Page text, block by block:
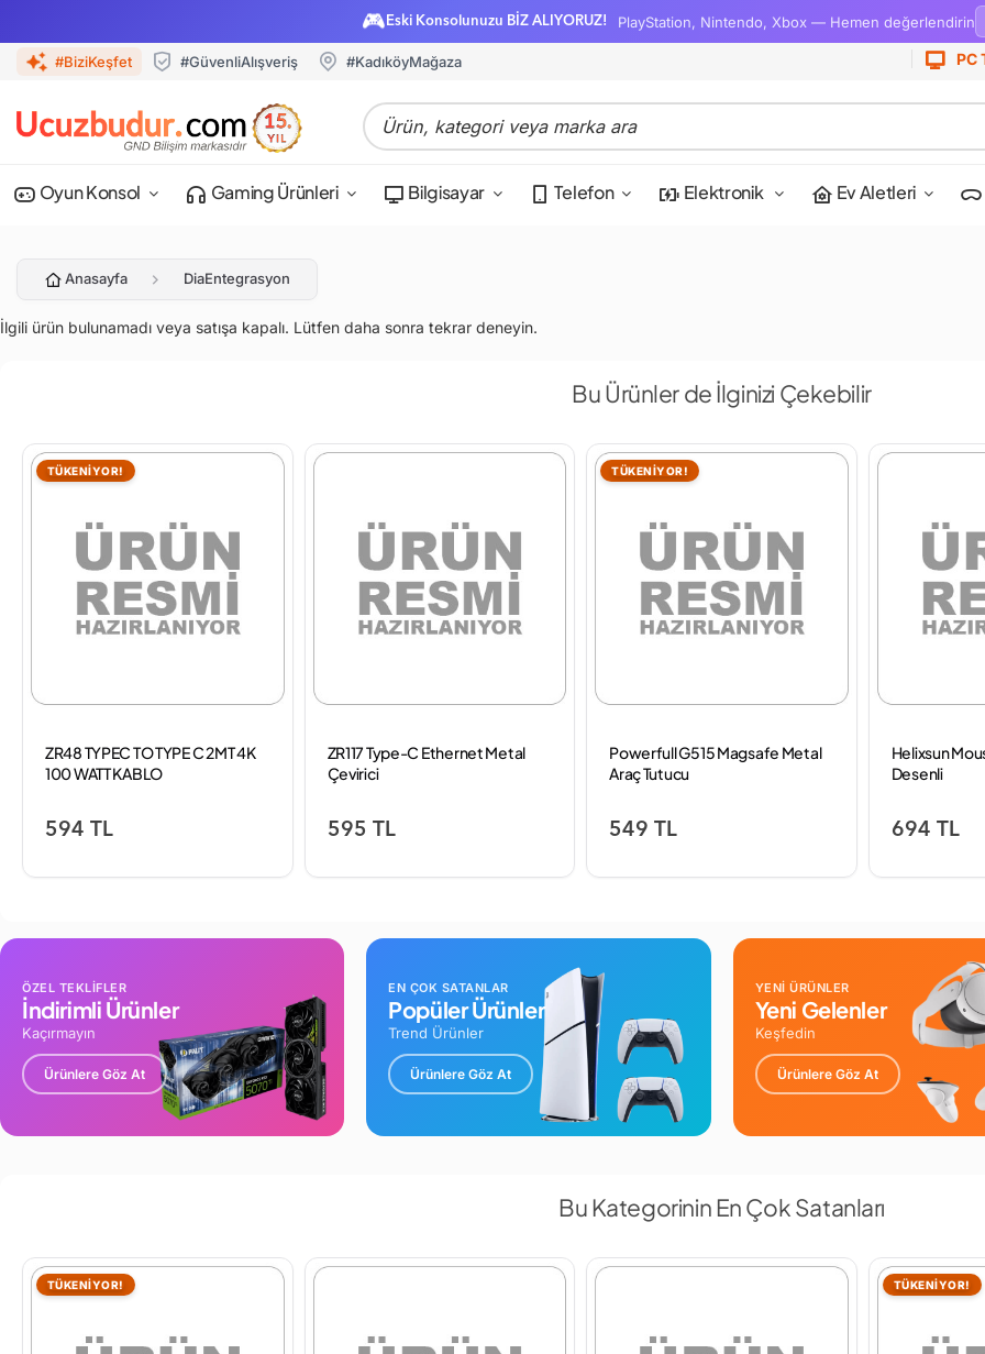
🎮 Eski Konsolunuzu BİZ ALIYORUZ! PlayStation, Nintendo, Xbox — Hemen değerlendirin
#BiziKeşfet #GüvenliAlışveriş #KadıköyMağaza PC
Oyun Konsol Gaming Ürünleri Bilgisayar Telefon Elektronik Ev Aletleri
Anasayfa DiaEntegrasyon
İlgili ürün bulunamadı veya satışa kapalı. Lütfen daha sonra tekrar deneyin.
Bu Ürünler de İlginizi Çekebilir
TÜKENİYOR!
ZR48 TYPEC TO TYPE C 2MT 4K
100 WATT KABLO
594 TL
ZR117 Type-C Ethernet Metal
Çevirici
595 TL
TÜKENİYOR!
Powerfull G515 Magsafe Metal
Araç Tutucu
549 TL
Helixsun
Desenli
694 TL
ÖZEL TEKLİFLER
İndirimli Ürünler
Kaçırmayın
Ürünlere Göz At
EN ÇOK SATANLAR
Popüler Ürünler
Trend Ürünler
Ürünlere Göz At
YENİ ÜRÜNLER
Yeni Gelenler
Keşfedin
Ürünlere Göz At
Bu Kategorinin En Çok Satanları
TÜKENİYOR! TÜKENİYOR!